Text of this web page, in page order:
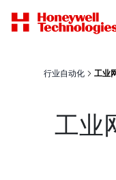
行业自动化 工业
工业